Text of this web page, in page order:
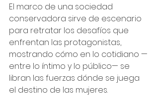
El marco de una sociedad
conservadora sirve de escenario
para retratar los desafíos que
enfrentan las protagonistas,
mostrando cómo en lo cotidiano —
entre lo íntimo y lo público— se
libran las fuerzas dónde se juega
el destino de las mujeres.